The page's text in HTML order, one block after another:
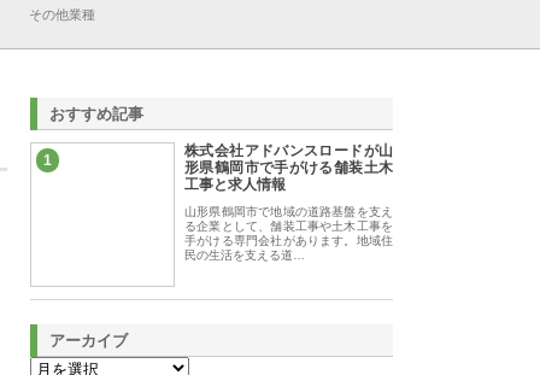
その他業種
おすすめ記事
1
株式会社アドバンスロードが山
形県鶴岡市で手がける舗装土木
工事と求人情報
山形県鶴岡市で地域の道路基盤を支え
る企業として、舗装工事や土木工事を
手がける専門会社があります。地域住
民の生活を支える道…
アーカイブ